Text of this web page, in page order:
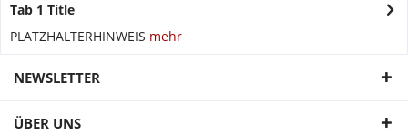
Tab 1 Title
PLATZHALTERHINWEIS mehr
NEWSLETTER
ÜBER UNS